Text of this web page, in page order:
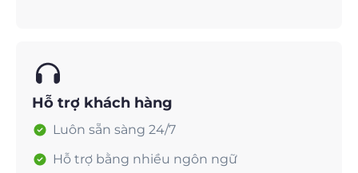
Hỗ trợ khách hàng
Luôn sẵn sàng 24/7
Hỗ trợ bằng nhiều ngôn ngữ